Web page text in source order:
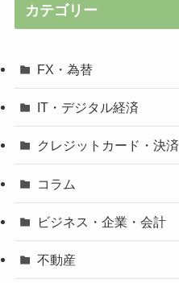
カテゴリー
FX・為替
IT・デジタル経済
クレジットカード・決済
コラム
ビジネス・企業・会計
不動産